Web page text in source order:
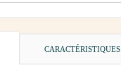
CARACTÉRISTIQUES